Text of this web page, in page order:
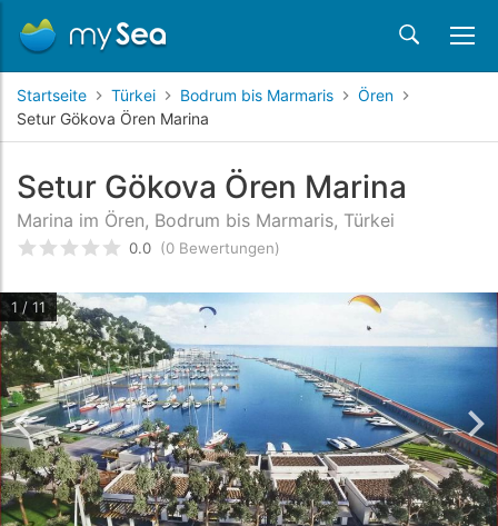
Startseite Türkei Bodrum bis Marmaris
Ören
Setur Gökova Ören Marina
Setur Gökova Ören Marina
Marina im Ören, Bodrum bis Marmaris, Türkei
bewertet0 /5 beyogen auf
0.0 (0 Bewertungen)
1 / 11